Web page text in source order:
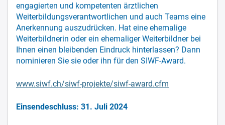
engagierten und kompetenten ärztlichen
Weiterbildungsverantwortlichen und auch Teams eine
Anerkennung auszudrücken. Hat eine ehemalige
Weiterbildnerin oder ein ehemaliger Weiterbildner bei
Ihnen einen bleibenden Eindruck hinterlassen? Dann
nominieren Sie sie oder ihn für den SIWF-Award.
www.siwf.ch/siwf-projekte/siwf-award.cfm
Einsendeschluss: 31. Juli 2024